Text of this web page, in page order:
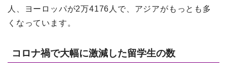
人、ヨーロッパが2万4176人で、アジアがもっとも多
くなっています。
コロナ禍で大幅に激減した留学生の数